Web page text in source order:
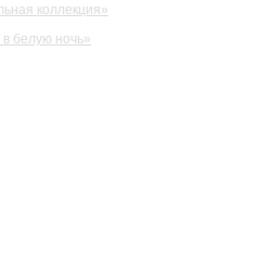
коллекция»
белую ночь»